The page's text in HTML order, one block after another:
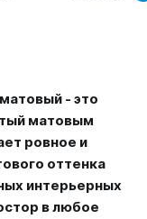
- это
матовым
ровное и
оттенка
интерьерных
в любое